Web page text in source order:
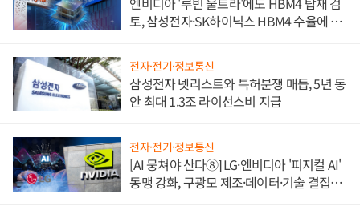
토, 삼성전자·SK하이닉스 HBM4 수율에 주
전자·전기·정보통신
삼성전자 넷리스트와 특허분쟁 매듭, 5년 동
안 최대 1.3조 라이선스비 지급
전자·전기·정보통신
[AI 뭉쳐야 산다⑧] LG·엔비디아 '피지컬 AI'
동맹 강화, 구광모 제조·데이터·기술 결집